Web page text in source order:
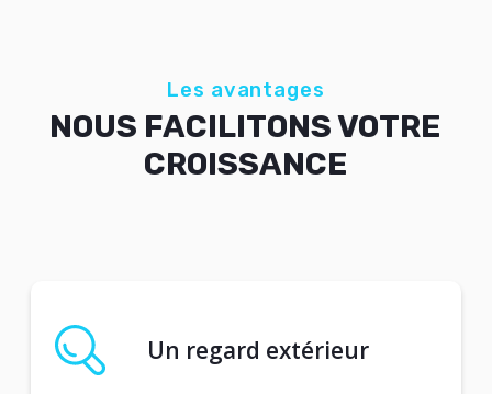
Les avantages
NOUS FACILITONS VOTRE
CROISSANCE
Un regard extérieur